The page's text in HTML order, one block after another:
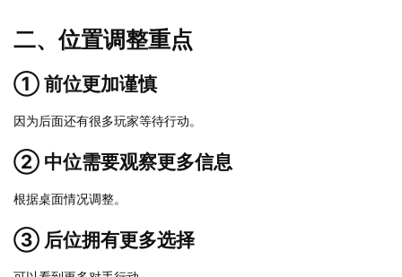
二、位置调整重点
① 前位更加谨慎
因为后面还有很多玩家等待行动。
② 中位需要观察更多信息
根据桌面情况调整。
③ 后位拥有更多选择